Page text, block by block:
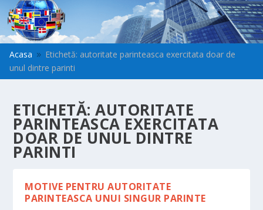
Acasa 9 Etichetă: autoritate parinteasca exercitata doar de
unul dintre parinti
ETICHETĂ:AUTORITATE
PARINTEASCA EXERCITATA
DOAR DE UNUL DINTRE
PARINTI
MOTIVE PENTRU AUTORITATE
PARINTEASCA UNUI SINGUR PARINTE